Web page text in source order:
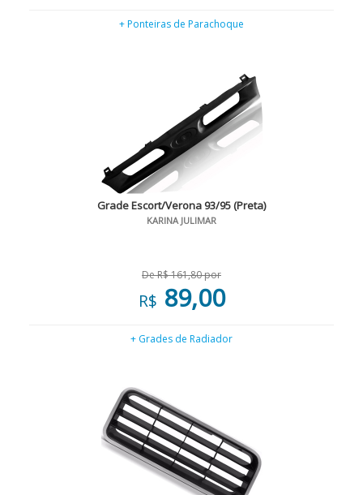
+ Ponteiras de Parachoque
Grade Escort/Verona 93/95 (Preta)
KARINA JULIMAR
De R$ 161,80 por
R$ 89,00
+ Grades de Radiador